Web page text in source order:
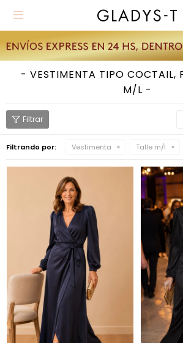

VESTIMENTA TIPO COCTAIL,
M/L
Filtrando por: Vestimenta Talle m/l